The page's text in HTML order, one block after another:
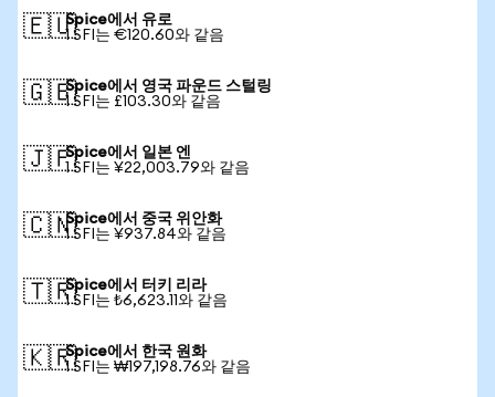
🇪🇺Spice에서 유로
1 SFI는 €120.60와 같음
🇬🇧Spice에서 영국 파운드 스털링
1 SFI는 £103.30와 같음
🇯🇵Spice에서 일본 엔
1 SFI는 ¥22,003.79와 같음
🇨🇳Spice에서 중국 위안화
1 SFI는 ¥937.84와 같음
🇹🇷Spice에서 터키 리라
1 SFI는 ₺6,623.11와 같음
🇰🇷Spice에서 한국 원화
1 SFI는 ₩197,198.76와 같음